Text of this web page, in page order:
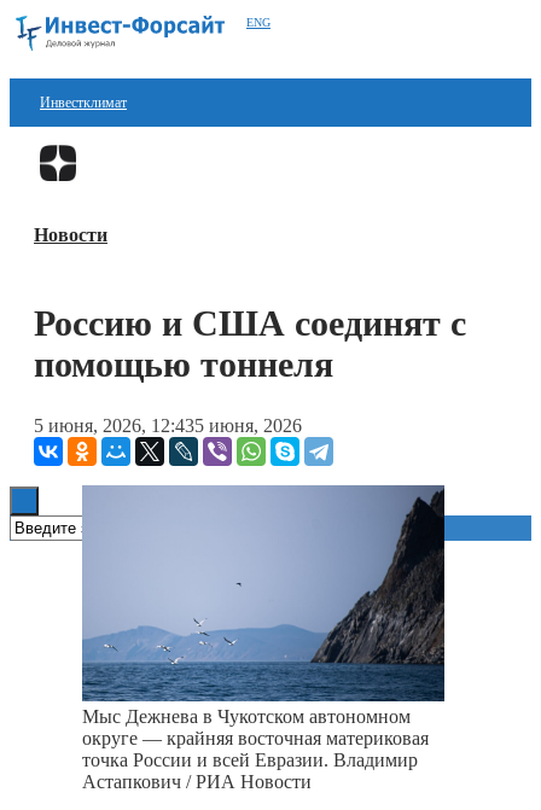
ENG
Инвестклимат
Финансы
Блокчейн
Книги
Новости
Россию и США соединят с
помощью тоннеля
5 июня, 2026, 12:435 июня, 2026
Мыс Дежнева в Чукотском автономном
округе — крайняя восточная материковая
точка России и всей Евразии. Владимир
Астапкович / РИА Новости